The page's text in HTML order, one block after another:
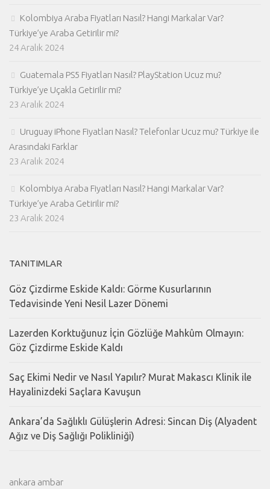
Kolombiya Araba Fiyatları Nasıl? Hangi Markalar Var?
Türkiye’ye Araba Getirilir mi?
24 Aralık 2024
Guatemala PS5 Fiyatları Nasıl? PlayStation Ucuz mu?
Türkiye’ye Uçakla Getirilir mi?
23 Aralık 2024
Uruguay iPhone Fiyatları Nasıl? Telefonlar Ucuz mu? Türkiye ile
Arasındaki Farklar
23 Aralık 2024
Kolombiya Araba Fiyatları Nasıl? Hangi Markalar Var?
Türkiye’ye Araba Getirilir mi?
23 Aralık 2024
TANITIMLAR
Göz Çizdirme Eskide Kaldı: Görme Kusurlarının
Tedavisinde Yeni Nesil Lazer Dönemi
Lazerden Korktuğunuz İçin Gözlüğe Mahkûm Olmayın:
Göz Çizdirme Eskide Kaldı
Saç Ekimi Nedir ve Nasıl Yapılır? Murat Makascı Klinik ile
Hayalinizdeki Saçlara Kavuşun
Ankara’da Sağlıklı Gülüşlerin Adresi: Sincan Diş (Alyadent
Ağız ve Diş Sağlığı Polikliniği)
ankara ambar